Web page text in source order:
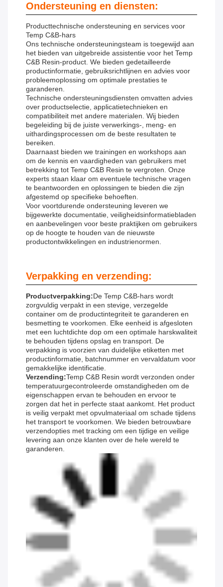
Ondersteuning en diensten:
Producttechnische ondersteuning en services voor
Temp C&B-hars
Ons technische ondersteuningsteam is toegewijd aan
het bieden van uitgebreide assistentie voor het Temp
C&B Resin-product. We bieden gedetailleerde
productinformatie, gebruiksrichtlijnen en advies voor
probleemoplossing om optimale prestaties te
garanderen.
Technische ondersteuningsdiensten omvatten advies
over productselectie, applicatietechnieken en
compatibiliteit met andere materialen. Wij bieden
begeleiding bij de juiste verwerkings-, meng- en
uithardingsprocessen om de beste resultaten te
bereiken.
Daarnaast bieden we trainingen en workshops aan
om de kennis en vaardigheden van gebruikers met
betrekking tot Temp C&B Resin te vergroten. Onze
experts staan ​​klaar om eventuele technische vragen
te beantwoorden en oplossingen te bieden die zijn
afgestemd op specifieke behoeften.
Voor voortdurende ondersteuning leveren we
bijgewerkte documentatie, veiligheidsinformatiebladen
en aanbevelingen voor beste praktijken om gebruikers
op de hoogte te houden van de nieuwste
productontwikkelingen en industrienormen.
Verpakking en verzending:
Productverpakking:De Temp C&B-hars wordt
zorgvuldig verpakt in een stevige, verzegelde
container om de productintegriteit te garanderen en
besmetting te voorkomen. Elke eenheid is afgesloten
met een luchtdichte dop om een ​​optimale harskwaliteit
te behouden tijdens opslag en transport. De
verpakking is voorzien van duidelijke etiketten met
productinformatie, batchnummer en vervaldatum voor
gemakkelijke identificatie.
Verzending:Temp C&B Resin wordt verzonden onder
temperatuurgecontroleerde omstandigheden om de
eigenschappen ervan te behouden en ervoor te
zorgen dat het in perfecte staat aankomt. Het product
is veilig verpakt met opvulmateriaal om schade tijdens
het transport te voorkomen. We bieden betrouwbare
verzendopties met tracking om een ​​tijdige en veilige
levering aan onze klanten over de hele wereld te
garanderen.